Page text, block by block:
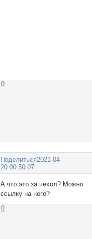
0
Поделиться2021-04-
20 00:50:07
А что это за чехол? Можно
ссылку на него?
0